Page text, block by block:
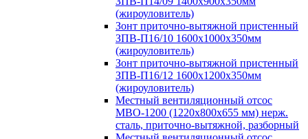
(жироуловитель)
Зонт приточно-вытяжной пристенный
ЗПВ-П16/10 1600х1000х350мм
(жироуловитель)
Зонт приточно-вытяжной пристенный
ЗПВ-П16/12 1600х1200х350мм
(жироуловитель)
Местный вентиляционный отсос
МВО-1200 (1220х800х655 мм) нерж.
сталь, приточно-вытяжной, разборный